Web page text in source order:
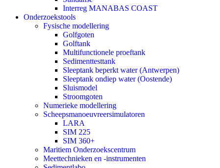
Interreg MANABAS COAST
Onderzoekstools
Fysische modellering
Golfgoten
Golftank
Multifunctionele proeftank
Sedimenttesttank
Sleeptank beperkt water (Antwerpen)
Sleeptank ondiep water (Oostende)
Sluismodel
Stroomgoten
Numerieke modellering
Scheepsmanoeuvreersimulatoren
LARA
SIM 225
SIM 360+
Maritiem Onderzoekscentrum
Meettechnieken en -instrumenten